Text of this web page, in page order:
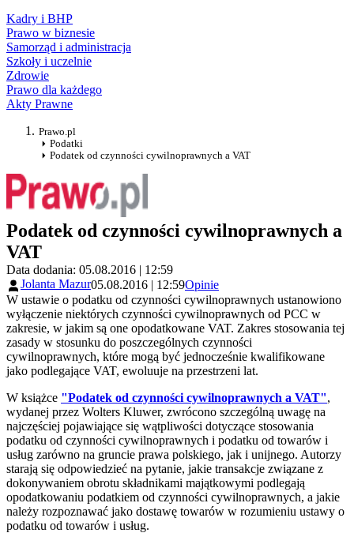
Kadry i BHP
Prawo w biznesie
Samorząd i administracja
Szkoły i uczelnie
Zdrowie
Prawo dla każdego
Akty Prawne
Prawo.pl
Podatki
Podatek od czynności cywilnoprawnych a VAT
Podatek od czynności cywilnoprawnych a
VAT
Data dodania: 05.08.2016 | 12:59
Jolanta Mazur05.08.2016 | 12:59Opinie
W ustawie o podatku od czynności cywilnoprawnych ustanowiono
wyłączenie niektórych czynności cywilnoprawnych od PCC w
zakresie, w jakim są one opodatkowane VAT. Zakres stosowania tej
zasady w stosunku do poszczególnych czynności
cywilnoprawnych, które mogą być jednocześnie kwalifikowane
jako podlegające VAT, ewoluuje na przestrzeni lat.
W książce "Podatek od czynności cywilnoprawnych a VAT",
wydanej przez Wolters Kluwer, zwrócono szczególną uwagę na
najczęściej pojawiające się wątpliwości dotyczące stosowania
podatku od czynności cywilnoprawnych i podatku od towarów i
usług zarówno na gruncie prawa polskiego, jak i unijnego. Autorzy
starają się odpowiedzieć na pytanie, jakie transakcje związane z
dokonywaniem obrotu składnikami majątkowymi podlegają
opodatkowaniu podatkiem od czynności cywilnoprawnych, a jakie
należy rozpoznawać jako dostawę towarów w rozumieniu ustawy o
podatku od towarów i usług.